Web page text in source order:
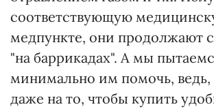
соответствующую
медпункте, они продолжают
"на баррикадах". А мы
минимально им помочь,
даже на то, чтобы купить